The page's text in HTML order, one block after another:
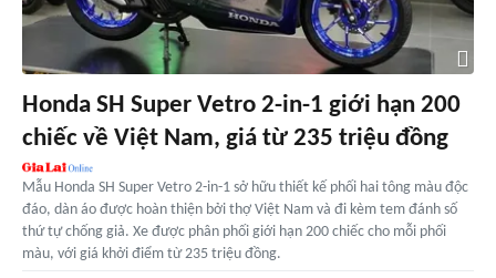
Honda SH Super Vetro 2-in-1 giới hạn 200
chiếc về Việt Nam, giá từ 235 triệu đồng
Mẫu Honda SH Super Vetro 2-in-1 sở hữu thiết kế phối hai tông màu độc
đáo, dàn áo được hoàn thiện bởi thợ Việt Nam và đi kèm tem đánh số
thứ tự chống giả. Xe được phân phối giới hạn 200 chiếc cho mỗi phối
màu, với giá khởi điểm từ 235 triệu đồng.